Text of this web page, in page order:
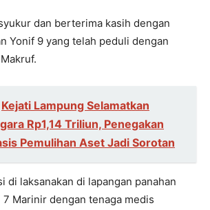
dan berterima kasih dengan
Yonif 9 yang telah peduli dengan
Kejati Lampung Selamatkan
Rp1,14 Triliun, Penegakan
Pemulihan Aset Jadi Sorotan
di laksanakan di lapangan panahan
Marinir dengan tenaga medis